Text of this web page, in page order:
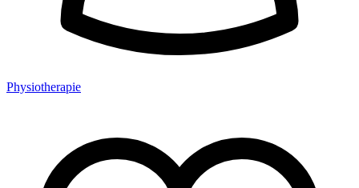
Physiotherapie